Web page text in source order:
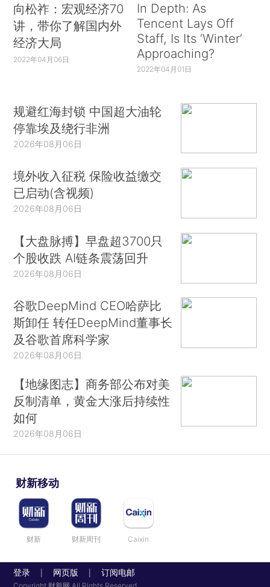
向松祚：宏观经济70
讲，带你了解国内外
经济大局
2022年04月06日
In Depth: As
Tencent Lays Off
Staff, Is Its ‘Winter’
Approaching?
2022年04月01日
规避红海封锁 中国超大油轮
停靠埃及绕行非洲
2026年08月06日
境外收入征税 保险收益缴交
已启动(含视频)
2026年08月06日
【大盘脉搏】早盘超3700只
个股收跌 AI链条震荡回升
2026年08月06日
谷歌DeepMind CEO哈萨比
斯卸任 转任DeepMind董事长
及谷歌首席科学家
2026年08月06日
【地缘图志】商务部公布对美
反制清单，黄金大涨后持续性
如何
2026年08月06日
财新移动
财新 财新周刊 Caixin
登录 网页版 订阅电邮